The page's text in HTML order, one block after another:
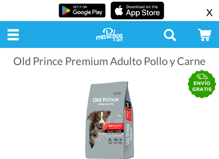
X
Old Prince Premium Adulto Pollo y Carne